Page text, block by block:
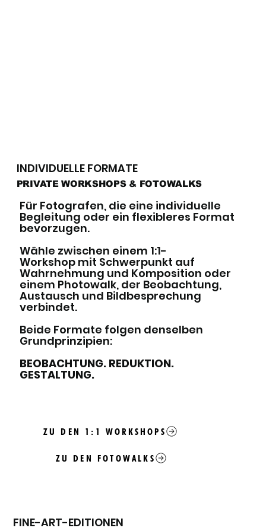
FINE-ART-EDITIONEN
INDIVIDUELLE FORMATE
PRIVATE WORKSHOPS & FOTOWALKS
Für Fotografen, die eine individuelle
Begleitung oder ein flexibleres Format
bevorzugen.
Wähle zwischen einem 1:1-
Workshop mit Schwerpunkt auf
Wahrnehmung und Komposition oder
einem Photowalk, der Beobachtung,
Austausch und Bildbesprechung
verbindet.
Beide Formate folgen denselben
Grundprinzipien:
BEOBACHTUNG. REDUKTION.
GESTALTUNG.
ZU DEN 1:1 WORKSHOPS
ZU DEN FOTOWALKS